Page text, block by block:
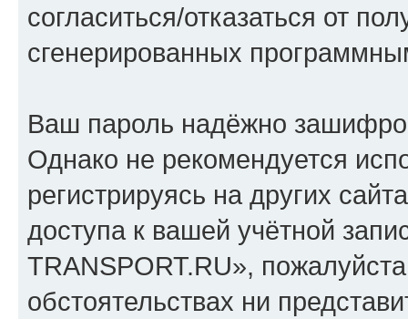
согласиться/отказаться от
сгенерированных
Ваш пароль надёжно
Однако не рекомендуется
регистрируясь на других
доступа к вашей учётной
TRANSPORT.RU»,
обстоятельствах ни